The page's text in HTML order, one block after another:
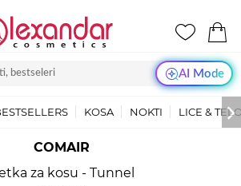
AI Mode
KOSA NOKTI LICE &
COMAIR
za kosu - Tunnel